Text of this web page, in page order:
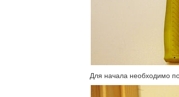
Для начала необходимо